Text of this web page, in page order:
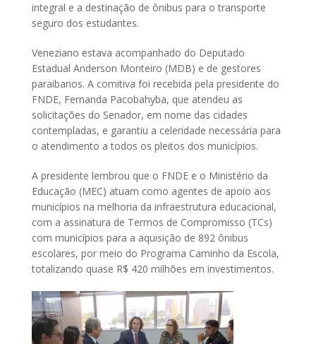
integral e a destinação de ônibus para o transporte
seguro dos estudantes.
Veneziano estava acompanhado do Deputado
Estadual Anderson Monteiro (MDB) e de gestores
paraibanos. A comitiva foi recebida pela presidente do
FNDE, Fernanda Pacobahyba, que atendeu as
solicitações do Senador, em nome das cidades
contempladas, e garantiu a celeridade necessária para
o atendimento a todos os pleitos dos municípios.
A presidente lembrou que o FNDE e o Ministério da
Educação (MEC) atuam como agentes de apoio aos
municípios na melhoria da infraestrutura educacional,
com a assinatura de Termos de Compromisso (TCs)
com municípios para a aquisição de 892 ônibus
escolares, por meio do Programa Caminho da Escola,
totalizando quase R$ 420 milhões em investimentos.